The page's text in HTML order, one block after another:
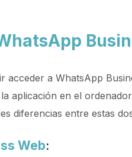
acceder a WhatsApp
aplicación en el
diferencias entre estas
Web: